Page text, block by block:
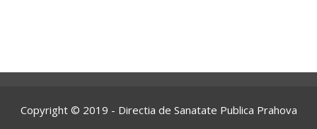
Copyright © 2019 - Directia de Sanatate Publica Prahova